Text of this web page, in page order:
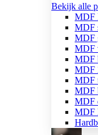
Bekijk alle
MDF
MDF
MDF
MDF
MDF
MDF
MDF
MDF
MDF
MDF